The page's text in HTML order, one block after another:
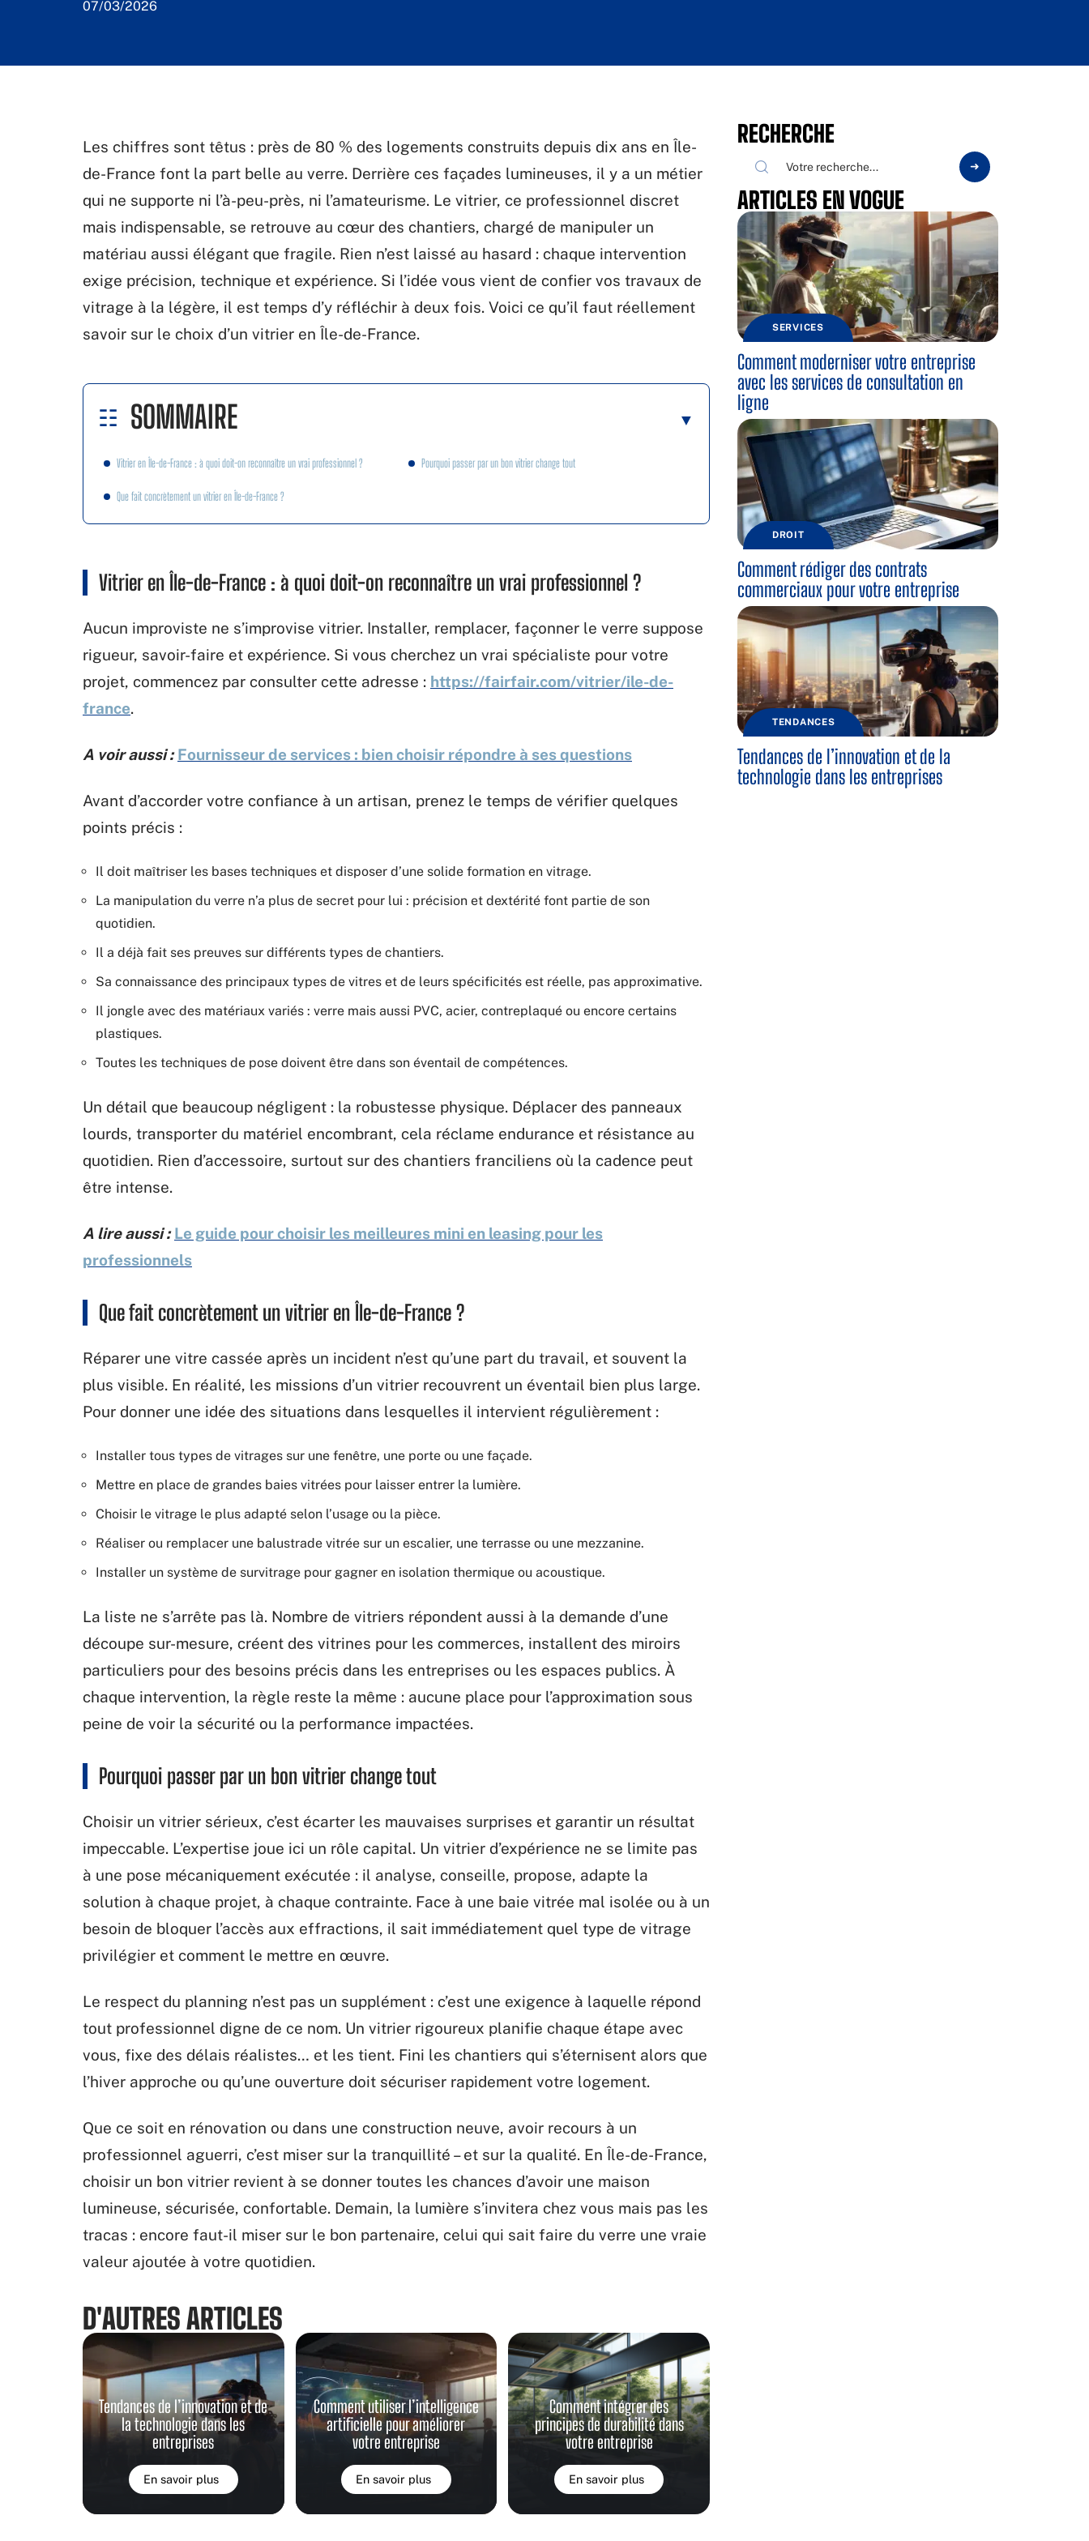
07/03/2026
Les chiffres sont têtus : près de 80 % des logements construits depuis dix ans en Île-
de-France font la part belle au verre. Derrière ces façades lumineuses, il y a un métier
qui ne supporte ni l’à-peu-près, ni l’amateurisme. Le vitrier, ce professionnel discret
mais indispensable, se retrouve au cœur des chantiers, chargé de manipuler un
matériau aussi élégant que fragile. Rien n’est laissé au hasard : chaque intervention
exige précision, technique et expérience. Si l’idée vous vient de confier vos travaux de
vitrage à la légère, il est temps d’y réfléchir à deux fois. Voici ce qu’il faut réellement
savoir sur le choix d’un vitrier en Île-de-France.
SOMMAIRE
Vitrier en Île-de-France : à quoi doit-on reconnaître un vrai professionnel ?
Que fait concrètement un vitrier en Île-de-France ?
Pourquoi passer par un bon vitrier change tout
Vitrier en Île-de-France : à quoi doit-on reconnaître un vrai professionnel ?
Aucun improviste ne s’improvise vitrier. Installer, remplacer, façonner le verre suppose
rigueur, savoir-faire et expérience. Si vous cherchez un vrai spécialiste pour votre
projet, commencez par consulter cette adresse : https://fairfair.com/vitrier/ile-de-
france.
A voir aussi : Fournisseur de services : bien choisir répondre à ses questions
Avant d’accorder votre confiance à un artisan, prenez le temps de vérifier quelques
points précis :
Il doit maîtriser les bases techniques et disposer d’une solide formation en vitrage.
La manipulation du verre n’a plus de secret pour lui : précision et dextérité font partie de son
quotidien.
Il a déjà fait ses preuves sur différents types de chantiers.
Sa connaissance des principaux types de vitres et de leurs spécificités est réelle, pas approximative.
Il jongle avec des matériaux variés : verre mais aussi PVC, acier, contreplaqué ou encore certains
plastiques.
Toutes les techniques de pose doivent être dans son éventail de compétences.
Un détail que beaucoup négligent : la robustesse physique. Déplacer des panneaux
lourds, transporter du matériel encombrant, cela réclame endurance et résistance au
quotidien. Rien d’accessoire, surtout sur des chantiers franciliens où la cadence peut
être intense.
A lire aussi : Le guide pour choisir les meilleures mini en leasing pour les
professionnels
Que fait concrètement un vitrier en Île-de-France ?
Réparer une vitre cassée après un incident n’est qu’une part du travail, et souvent la
plus visible. En réalité, les missions d’un vitrier recouvrent un éventail bien plus large.
Pour donner une idée des situations dans lesquelles il intervient régulièrement :
Installer tous types de vitrages sur une fenêtre, une porte ou une façade.
Mettre en place de grandes baies vitrées pour laisser entrer la lumière.
Choisir le vitrage le plus adapté selon l’usage ou la pièce.
Réaliser ou remplacer une balustrade vitrée sur un escalier, une terrasse ou une mezzanine.
Installer un système de survitrage pour gagner en isolation thermique ou acoustique.
La liste ne s’arrête pas là. Nombre de vitriers répondent aussi à la demande d’une
découpe sur-mesure, créent des vitrines pour les commerces, installent des miroirs
particuliers pour des besoins précis dans les entreprises ou les espaces publics. À
chaque intervention, la règle reste la même : aucune place pour l’approximation sous
peine de voir la sécurité ou la performance impactées.
Pourquoi passer par un bon vitrier change tout
Choisir un vitrier sérieux, c’est écarter les mauvaises surprises et garantir un résultat
impeccable. L’expertise joue ici un rôle capital. Un vitrier d’expérience ne se limite pas
à une pose mécaniquement exécutée : il analyse, conseille, propose, adapte la
solution à chaque projet, à chaque contrainte. Face à une baie vitrée mal isolée ou à un
besoin de bloquer l’accès aux effractions, il sait immédiatement quel type de vitrage
privilégier et comment le mettre en œuvre.
Le respect du planning n’est pas un supplément : c’est une exigence à laquelle répond
tout professionnel digne de ce nom. Un vitrier rigoureux planifie chaque étape avec
vous, fixe des délais réalistes… et les tient. Fini les chantiers qui s’éternisent alors que
l’hiver approche ou qu’une ouverture doit sécuriser rapidement votre logement.
Que ce soit en rénovation ou dans une construction neuve, avoir recours à un
professionnel aguerri, c’est miser sur la tranquillité – et sur la qualité. En Île-de-France,
choisir un bon vitrier revient à se donner toutes les chances d’avoir une maison
lumineuse, sécurisée, confortable. Demain, la lumière s’invitera chez vous mais pas les
tracas : encore faut-il miser sur le bon partenaire, celui qui sait faire du verre une vraie
valeur ajoutée à votre quotidien.
D'AUTRES ARTICLES
Tendances de l’innovation et de
la technologie dans les
entreprises
En savoir plus
Comment utiliser l’intelligence
artificielle pour améliorer
votre entreprise
En savoir plus
Comment intégrer des
principes de durabilité dans
votre entreprise
En savoir plus
RECHERCHE
ARTICLES EN VOGUE
SERVICES
Comment moderniser votre entreprise
avec les services de consultation en
ligne
DROIT
Comment rédiger des contrats
commerciaux pour votre entreprise
TENDANCES
Tendances de l’innovation et de la
technologie dans les entreprises